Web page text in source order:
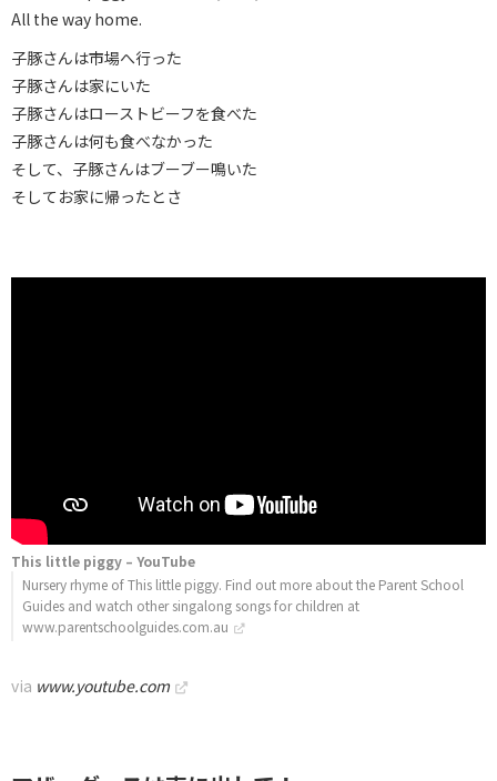
All the way home.
子豚さんは市場へ行った
子豚さんは家にいた
子豚さんはローストビーフを食べた
子豚さんは何も食べなかった
そして、子豚さんはブーブー鳴いた
そしてお家に帰ったとさ
This little piggy – YouTube
Nursery rhyme of This little piggy. Find out more about the Parent School
Guides and watch other singalong songs for children at
www.parentschoolguides.com.au
via www.youtube.com